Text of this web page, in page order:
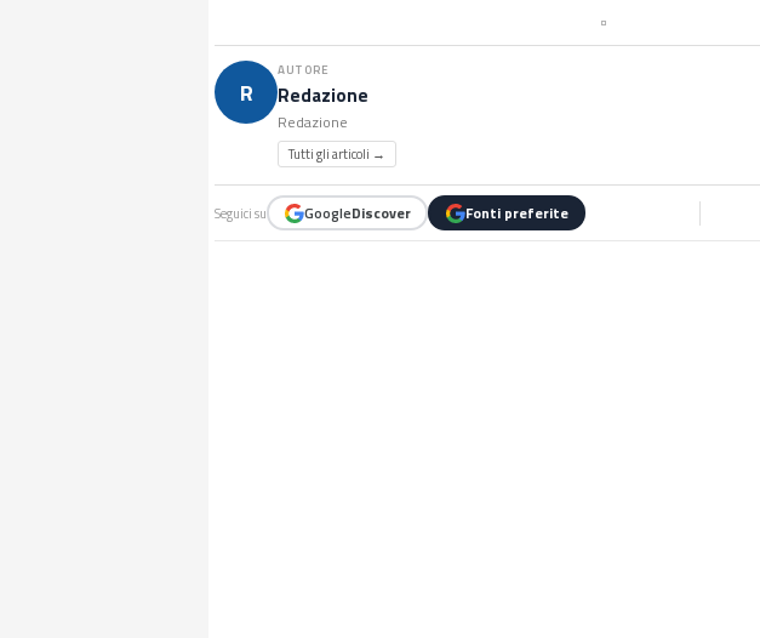
R
AUTORE
Redazione
Redazione
Tutti gli articoli →
Seguici su GoogleDiscover Fonti preferite